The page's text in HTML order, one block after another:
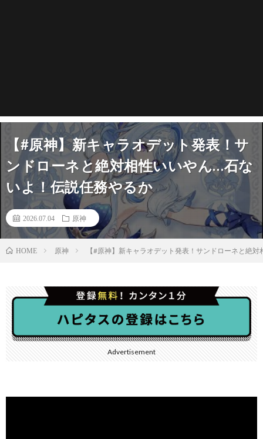
【#原神】新キャラオデット発表！サ
ンドローネと絶対相性いいやん…石な
いよ！伝説任務やるか
2026.07.04 原神
HOME 原神 【#原神】新キャラオデット発表！サンドローネと絶
Advertisement